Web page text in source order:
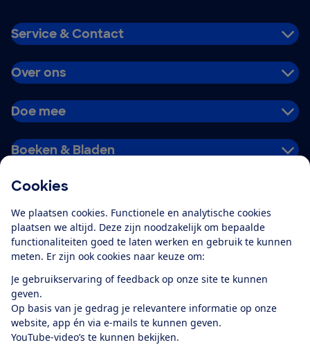
Cookies
We plaatsen cookies. Functionele en analytische cookies
plaatsen we altijd. Deze zijn noodzakelijk om bepaalde
functionaliteiten goed te laten werken en gebruik te kunnen
meten. Er zijn ook cookies naar keuze om:
Je gebruikservaring of feedback op onze site te kunnen
geven.
Op basis van je gedrag je relevantere informatie op onze
website, app én via e-mails te kunnen geven.
YouTube-video’s te kunnen bekijken.
Service & Contact
Over ons
Doe mee
Boeken & Bladen
Alles over de
app
Algemene Voorwaarden
Privacyverklaring
Cookiebeleid
Privacyvoorkeuren